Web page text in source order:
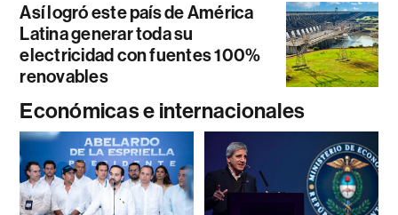
Así logró este país de América
Latina generar toda su
electricidad con fuentes 100%
renovables
Económicas e internacionales